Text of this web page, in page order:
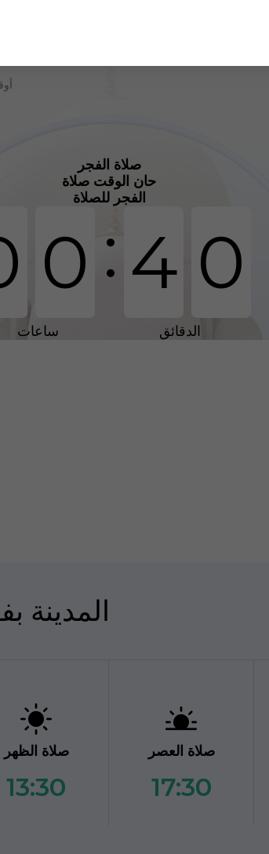
صلاة الفجر
حان الوقت صلاة
الفجر للصلاة
0 : 4 0
ساعات الدقائق
المدينة
صلاة الظهر
13:30
صلاة العصر
17:30